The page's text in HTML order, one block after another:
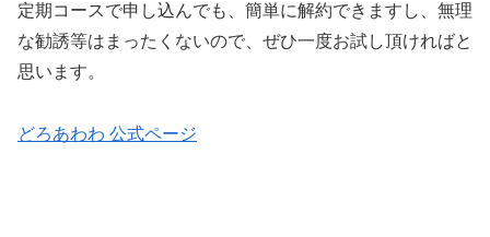
定期コースで申し込んでも、簡単に解約できますし、無理
な勧誘等はまったくないので、ぜひ一度お試し頂ければと
思います。
どろあわわ 公式ページ